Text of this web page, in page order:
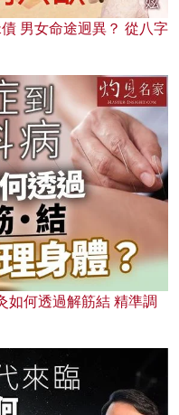
男女命途迥異？ 從八字
如何透過解筋結 精準調